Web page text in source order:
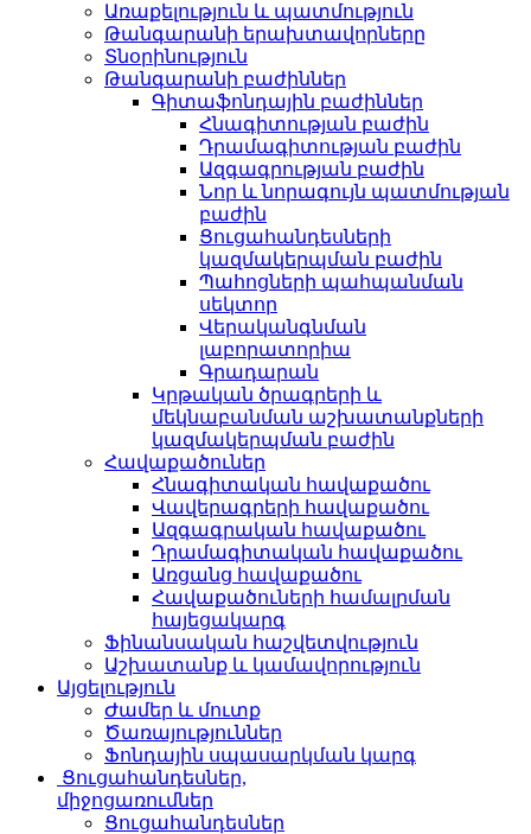
Առաքելություն և պատմություն
Թանգարանի երախտավորները
Տնօրինություն
Թանգարանի բաժիններ
Գիտաֆոնդային բաժիններ
Հնագիտության բաժին
Դրամագիտության բաժին
Ազգագրության բաժին
Նոր և նորագույն պատմության
բաժին
Ցուցահանդեսների
կազմակերպման բաժին
Պահոցների պահպանման
սեկտոր
Վերականգնման
լաբորատորիա
Գրադարան
Կրթական ծրագրերի և
մեկնաբանման աշխատանքների
կազմակերպման բաժին
Հավաքածուներ
Հնագիտական հավաքածու
Վավերագրերի հավաքածու
Ազգագրական հավաքածու
Դրամագիտական հավաքածու
Առցանց հավաքածու
Հավաքածուների համալրման
հայեցակարգ
Ֆինանսական հաշվետվություն
Աշխատանք և կամավորություն
Այցելություն
Ժամեր և մուտք
Ծառայություններ
Ֆոնդային սպասարկման կարգ
Ցուցահանդեսներ,
միջոցառումներ
Ցուցահանդեսներ